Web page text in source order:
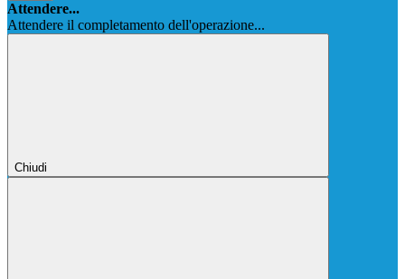
Attendere...
Attendere il completamento dell'operazione...
Chiudi